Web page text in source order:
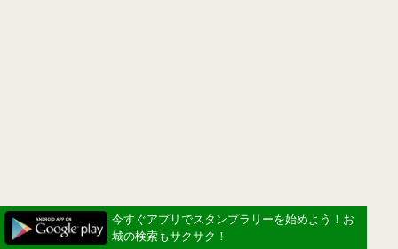
今すぐアプリでスタンプラリーを始めよう！お
城の検索もサクサク！